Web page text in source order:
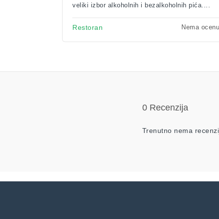
veliki izbor alkoholnih i bezalkoholnih pića....
Restoran Nema ocenu
0 Recenzija
Trenutno nema